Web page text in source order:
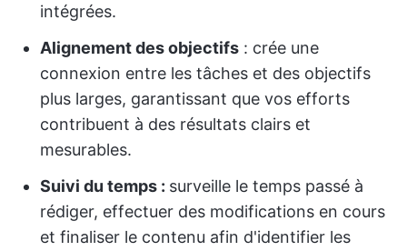
intégrées.
Alignement des objectifs : crée une
connexion entre les tâches et des objectifs
plus larges, garantissant que vos efforts
contribuent à des résultats clairs et
mesurables.
Suivi du temps : surveille le temps passé à
rédiger, effectuer des modifications en cours
et finaliser le contenu afin d'identifier les